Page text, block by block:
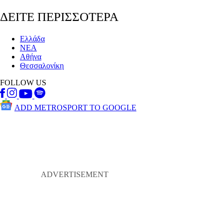
ΔΕΙΤΕ ΠΕΡΙΣΣΟΤΕΡΑ
Ελλάδα
ΝΕΑ
Αθήνα
Θεσσαλονίκη
FOLLOW US
ADD METROSPORT TO GOOGLE